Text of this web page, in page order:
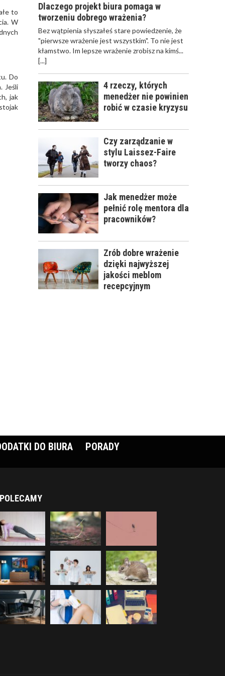
to
W
Do
Jeśli
jak
ROKU
Dlaczego projekt biura pomaga w
tworzeniu dobrego wrażenia?
Bez wątpienia słyszałeś stare powiedzenie, że
"pierwsze wrażenie jest wszystkim". To nie jest
kłamstwo. Im lepsze wrażenie zrobisz na kimś...
[...]
4 rzeczy, których
menedżer nie powinien
robić w czasie kryzysu
Czy zarządzanie w
stylu Laissez-Faire
tworzy chaos?
Jak menedżer może
pełnić rolę mentora dla
pracowników?
Zrób dobre wrażenie
dzięki najwyższej
jakości meblom
recepcyjnym
DO BIURA
PORADY
POLECAMY